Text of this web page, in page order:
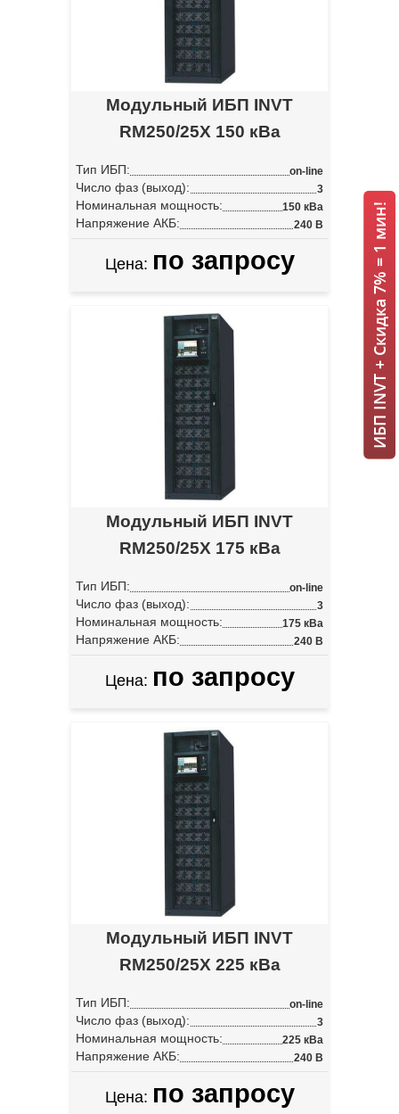
Модульный ИБП INVT
RM250/25X 150 кВа
Тип ИБП: on-line
Число фаз (выход): 3
Номинальная мощность: 150 кВа
Напряжение АКБ: 240 В
Цена: по запросу
Модульный ИБП INVT
RM250/25X 175 кВа
Тип ИБП: on-line
Число фаз (выход): 3
Номинальная мощность: 175 кВа
Напряжение АКБ: 240 В
Цена: по запросу
Модульный ИБП INVT
RM250/25X 225 кВа
Тип ИБП: on-line
Число фаз (выход): 3
Номинальная мощность: 225 кВа
Напряжение АКБ: 240 В
Цена: по запросу
ИБП INVT + Скидка 7% = 1 мин!